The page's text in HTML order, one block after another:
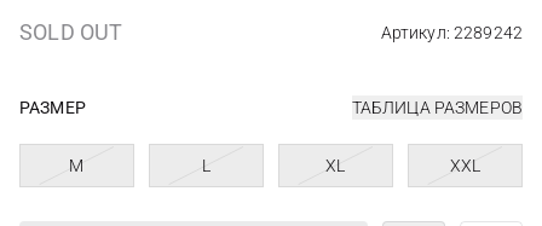
SOLD OUT Артикул: 2289242
РАЗМЕР ТАБЛИЦА РАЗМЕРОВ
M L XL XXL